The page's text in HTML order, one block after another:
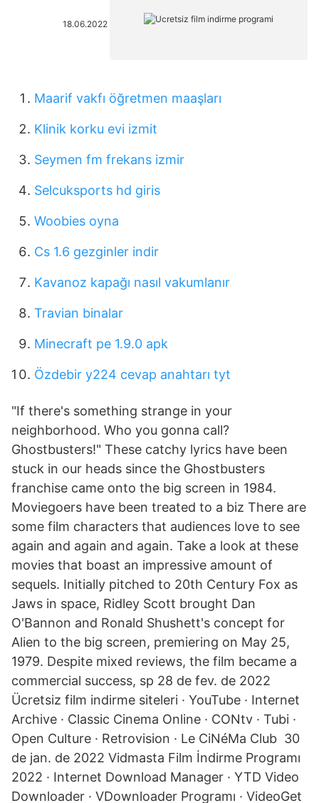
18.06.2022
Maarif vakfı öğretmen maaşları
Klinik korku evi izmit
Seymen fm frekans izmir
Selcuksports hd giris
Woobies oyna
Cs 1.6 gezginler indir
Kavanoz kapağı nasıl vakumlanır
Travian binalar
Minecraft pe 1.9.0 apk
Özdebir y224 cevap anahtarı tyt
"If there's something strange in your
neighborhood. Who you gonna call?
Ghostbusters!" These catchy lyrics have been
stuck in our heads since the Ghostbusters
franchise came onto the big screen in 1984.
Moviegoers have been treated to a biz There are
some film characters that audiences love to see
again and again and again. Take a look at these
movies that boast an impressive amount of
sequels. Initially pitched to 20th Century Fox as
Jaws in space, Ridley Scott brought Dan
O'Bannon and Ronald Shushett's concept for
Alien to the big screen, premiering on May 25,
1979. Despite mixed reviews, the film became a
commercial success, sp 28 de fev. de 2022
Ücretsiz film indirme siteleri · YouTube · Internet
Archive · Classic Cinema Online · CONtv · Tubi ·
Open Culture · Retrovision · Le CiNéMa Club 30
de jan. de 2022 Vidmasta Film İndirme Programı
2022 · Internet Download Manager · YTD Video
Downloader · VDownloader Programı · VideoGet